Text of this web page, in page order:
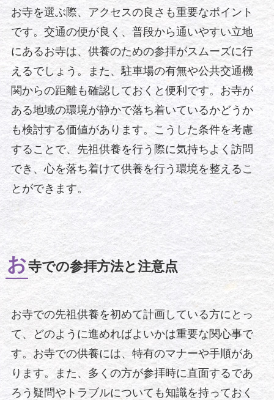
お寺を選ぶ際、アクセスの良さも重要なポイント
です。交通の便が良く、普段から通いやすい立地
にあるお寺は、供養のための参拝がスムーズに行
えるでしょう。また、駐車場の有無や公共交通機
関からの距離も確認しておくと便利です。お寺が
ある地域の環境が静かで落ち着いているかどうか
も検討する価値があります。こうした条件を考慮
することで、先祖供養を行う際に気持ちよく訪問
でき、心を落ち着けて供養を行う環境を整えるこ
とができます。
お寺での参拝方法と注意点
お寺での先祖供養を初めて計画している方にとっ
て、どのように進めればよいかは重要な関心事で
す。お寺での供養には、特有のマナーや手順があ
ります。また、多くの方が参拝時に直面するであ
ろう疑問やトラブルについても知識を持っておく